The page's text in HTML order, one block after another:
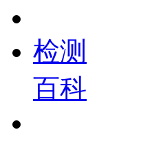
检测
百科